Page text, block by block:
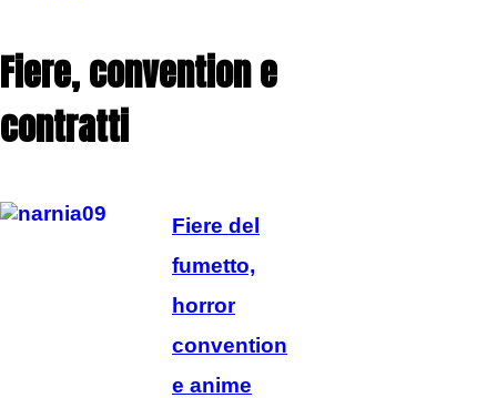
Fiere, convention e
contratti
Fiere del
fumetto,
horror
convention
e anime